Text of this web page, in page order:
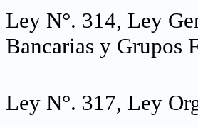
Ley N°. 314, Ley
Bancarias y Grupos
Ley N°. 317, Ley